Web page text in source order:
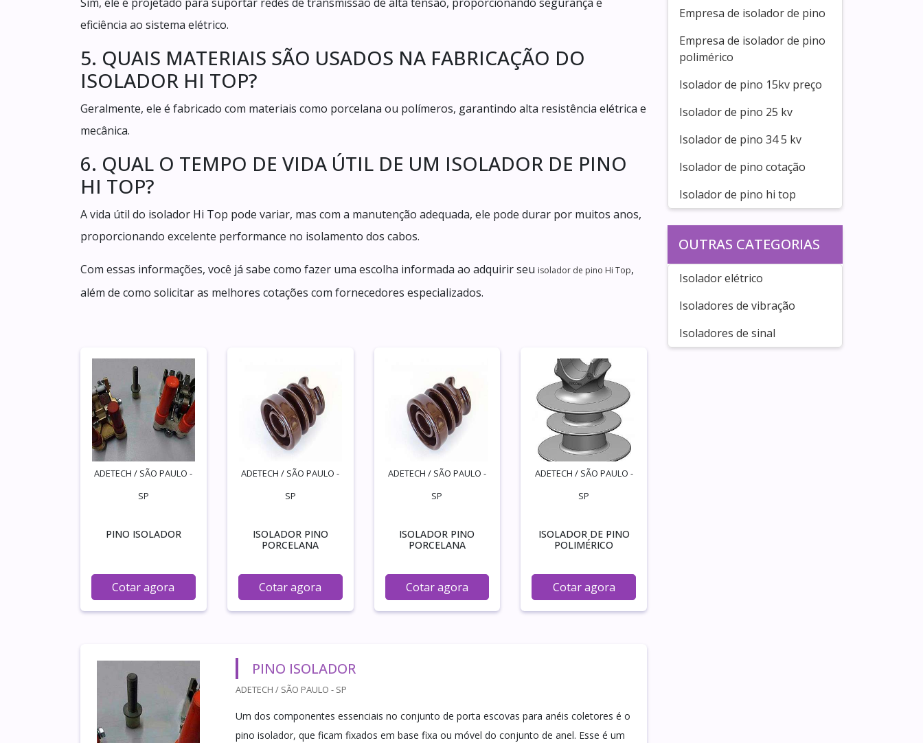
eficiência ao sistema elétrico.
5. QUAIS MATERIAIS SÃO USADOS NA FABRICAÇÃO DO
ISOLADOR HI TOP?
Geralmente, ele é fabricado com materiais como porcelana ou polímeros, garantindo alta resistência elétrica e
mecânica.
6. QUAL O TEMPO DE VIDA ÚTIL DE UM ISOLADOR DE PINO
HI TOP?
A vida útil do isolador Hi Top pode variar, mas com a manutenção adequada, ele pode durar por muitos anos,
proporcionando excelente performance no isolamento dos cabos.
Com essas informações, você já sabe como fazer uma escolha informada ao adquirir seu isolador de pino Hi Top,
além de como solicitar as melhores cotações com fornecedores especializados.
ADETECH / SÃO PAULO -
SP
PINO ISOLADOR
Cotar agora
ADETECH / SÃO PAULO -
SP
ISOLADOR PINO
PORCELANA
Cotar agora
ADETECH / SÃO PAULO -
SP
ISOLADOR PINO
PORCELANA
Cotar agora
ADETECH / SÃO PAULO -
SP
ISOLADOR DE PINO
POLIMÉRICO
Cotar agora
PINO ISOLADOR
ADETECH / SÃO PAULO - SP
Um dos componentes essenciais no conjunto de porta escovas para anéis coletores é o
pino isolador, que ficam fixados em base fixa ou móvel do conjunto de anel. Esse é um
Empresa de isolador de pino
Empresa de isolador de pino
polimérico
Isolador de pino 15kv preço
Isolador de pino 25 kv
Isolador de pino 34 5 kv
Isolador de pino cotação
Isolador de pino hi top
OUTRAS CATEGORIAS
Isolador elétrico
Isoladores de vibração
Isoladores de sinal